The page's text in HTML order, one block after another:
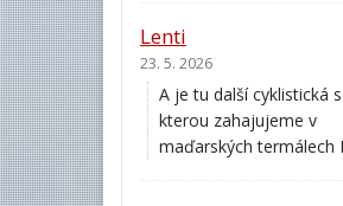
Lenti
23. 5. 2026
A je tu další cyklistická
kterou zahajujeme v
maďarských termálech